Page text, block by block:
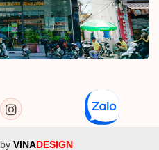
inkythuatso.com trên các mạng xã
by VINADESIGN